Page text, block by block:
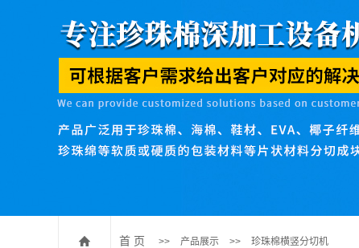
EVA横竖分切机
四柱裁断机
热熔胶机
珍珠棉压棉机
首 页 >> 产品展示 >> 珍珠棉横竖分切机